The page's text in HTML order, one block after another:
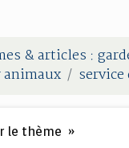
& articles :
animaux
le thème »